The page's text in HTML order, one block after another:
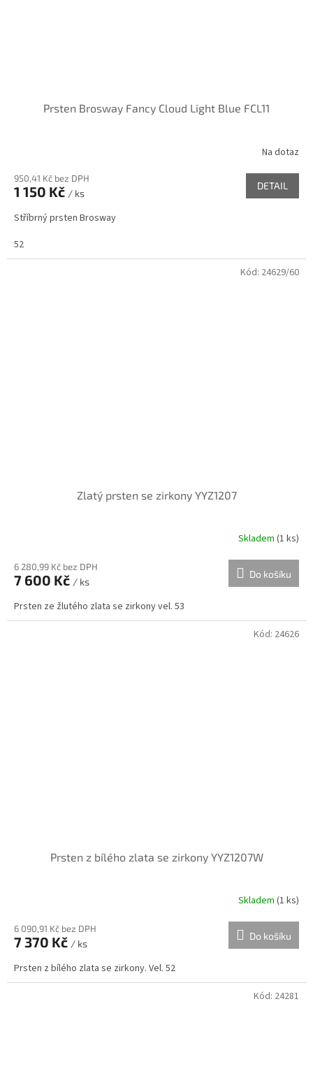
Prsten Brosway Fancy Cloud Light Blue FCL11
Na dotaz
950,41 Kč bez DPH
1 150 Kč / ks
DETAIL
Stříbrný prsten Brosway
52
Zlatý prsten se zirkony YYZ1207
Skladem (1 ks)
6 280,99 Kč bez DPH
7 600 Kč / ks
Do košíku
Prsten ze žlutého zlata se zirkony vel. 53
Kód: 24629/60
Prsten z bílého zlata se zirkony YYZ1207W
Skladem (1 ks)
6 090,91 Kč bez DPH
7 370 Kč / ks
Do košíku
Prsten z bílého zlata se zirkony. Vel. 52
Kód: 24626
Kód: 24281